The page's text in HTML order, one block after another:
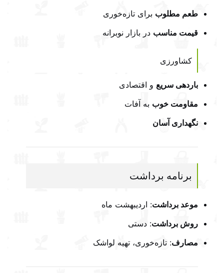
طعم مطلوب برای تازه‌خوری
قیمت مناسب در بازار نوبرانه
کشاورزی
باردهی سریع و اقتصادی
مقاومت خوب به آفات
نگهداری آسان
برنامه برداشت
موعد برداشت: اردیبهشت ماه
روش برداشت: دستی
مصارف: تازه‌خوری، تهیه لواشک